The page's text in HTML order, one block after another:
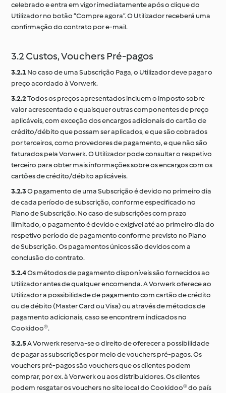
celebrado e entra em vigor imediatamente após o clique do
Utilizador no botão “Compre agora”. O Utilizador receberá uma
confirmação do contrato por e-mail.
3.2 Custos, Vouchers Pré-pagos
3.2.1No caso de uma Subscrição Paga, o Utilizador deve pagar o
preço acordado à Vorwerk.
3.2.2Todos os preços apresentados incluem o imposto sobre
valor acrescentado e quaisquer outras componentes de preço
aplicáveis, com exceção dos encargos adicionais do cartão de
crédito/débito que possam ser aplicados, e que são cobrados
por terceiros, como provedores de pagamento, e que não são
faturados pela Vorwerk. O Utilizador pode consultar o respetivo
terceiro para obter mais informações sobre os encargos com os
cartões de crédito/débito aplicáveis.
3.2.3O pagamento de uma Subscrição é devido no primeiro dia
de cada período de subscrição, conforme especificado no
Plano de Subscrição. No caso de subscrições com prazo
ilimitado, o pagamento é devido e exigível até ao primeiro dia do
respetivo período de pagamento conforme previsto no Plano
de Subscrição. Os pagamentos únicos são devidos com a
conclusão do contrato.
3.2.4Os métodos de pagamento disponíveis são fornecidos ao
Utilizador antes de qualquer encomenda. A Vorwerk oferece ao
Utilizador a possibilidade de pagamento com cartão de crédito
ou de débito (Master Card ou Visa) ou através de métodos de
pagamento adicionais, caso se encontrem indicados no
Cookidoo®.
3.2.5A Vorwerk reserva-se o direito de oferecer a possibilidade
de pagar as subscrições por meio de vouchers pré-pagos. Os
vouchers pré-pagos são vouchers que os clientes podem
comprar, por ex. à Vorwerk ou aos distribuidores. Os clientes
podem resgatar os vouchers no site local do Cookidoo® do país